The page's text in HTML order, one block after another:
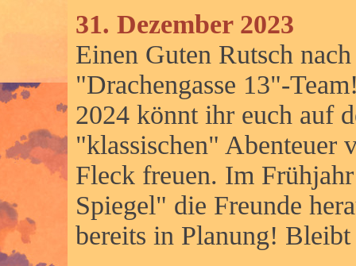
31. Dezember 2023
Einen Guten Rutsch
"Drachengasse 13"-
2024 könnt ihr euch auf
"klassischen" Abenteuer
Fleck freuen. Im
Spiegel" die Freunde
bereits in Planung! Bleibt